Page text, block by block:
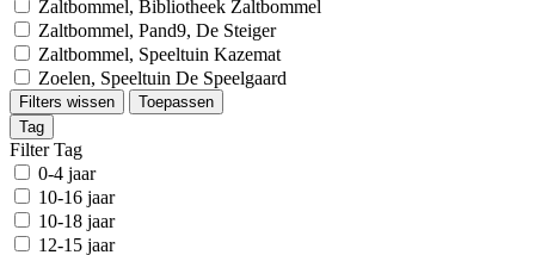
Zaltbommel, Bibliotheek Zaltbommel
Zaltbommel, Pand9, De Steiger
Zaltbommel, Speeltuin Kazemat
Zoelen, Speeltuin De Speelgaard
Filters wissen
Toepassen
Tag
Filter Tag
0-4 jaar
10-16 jaar
10-18 jaar
12-15 jaar